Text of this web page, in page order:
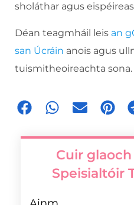
sholáthar agus
Déan teagmháil leis an
san Úcráin anois agus
tuismitheoireachta sona.
Cuir
Speisialtóir